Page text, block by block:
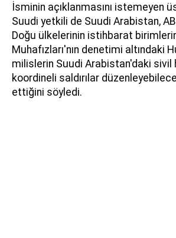
İsminin açıklanmasını istemeyen
Suudi yetkili de Suudi Arabistan,
Doğu ülkelerinin istihbarat
Muhafızları'nın denetimi altındaki
milislerin Suudi Arabistan'daki sivil
koordineli saldırılar
ettiğini söyledi.